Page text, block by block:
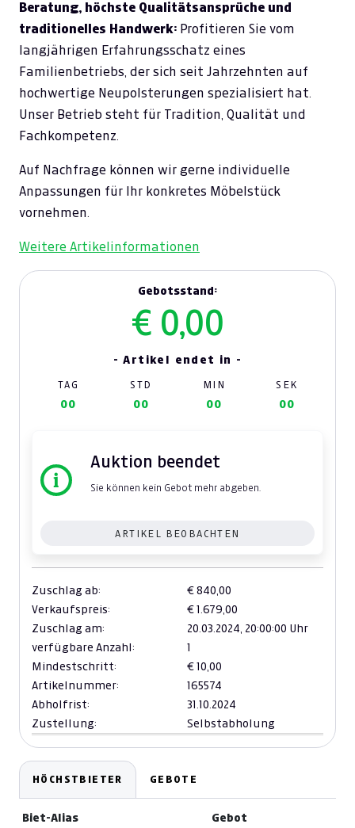
Beratung, höchste Qualitätsansprüche und
traditionelles Handwerk: Profitieren Sie vom
langjährigen Erfahrungsschatz eines
Familienbetriebs, der sich seit Jahrzehnten auf
hochwertige Neupolsterungen spezialisiert hat.
Unser Betrieb steht für Tradition, Qualität und
Fachkompetenz.
Auf Nachfrage können wir gerne individuelle
Anpassungen für Ihr konkretes Möbelstück
vornehmen.
Weitere Artikelinformationen
Gebotsstand:
€ 0,00
- Artikel endet in -
TAG STD MIN SEK
00 00 00 00
Auktion beendet
Sie können kein Gebot mehr abgeben.
ARTIKEL BEOBACHTEN
Zuschlag ab:
€ 840,00
Verkaufspreis:
€ 1.679,00
Zuschlag am:
20.03.2024, 20:00:00 Uhr
verfügbare Anzahl:
1
Mindestschritt:
€ 10,00
Artikelnummer:
165574
Abholfrist:
31.10.2024
Zustellung:
Selbstabholung
HÖCHSTBIETER GEBOTE
Biet-Alias Gebot